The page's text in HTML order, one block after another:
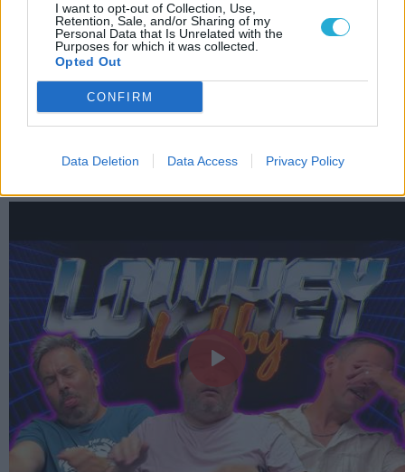
I want to opt-out of Collection, Use,
Retention, Sale, and/or Sharing of my
Personal Data that Is Unrelated with the
Purposes for which it was collected.
Opted Out
CONFIRM
Data Deletion Data Access Privacy Policy
KAPCSOLÓDÓ HÍREK
Decemberi teljes játék: The Chronicles of
Riddick - AoDA
Karácsonyi PC Guru a Mikulástól!